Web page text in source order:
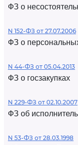
ФЗ о
N 152-ФЗ от 27.07.2006
ФЗ о
N 44-ФЗ от 05.04.2013
ФЗ о госзакупках
N 229-ФЗ от 02.10.2007
ФЗ об
N 53-ФЗ от 28.03.1998